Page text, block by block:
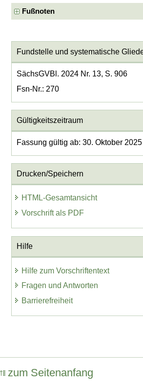
Fußnoten
Fundstelle und systematische
SächsGVBl. 2024 Nr. 13, S. 906
Fsn-Nr.: 270
Gültigkeitszeitraum
Fassung gültig ab: 30. Oktober 2025
Drucken/Speichern
HTML-Gesamtansicht
Vorschrift als PDF
Hilfe
Hilfe zum Vorschriftentext
Fragen und Antworten
Barrierefreiheit
zum Seitenanfang